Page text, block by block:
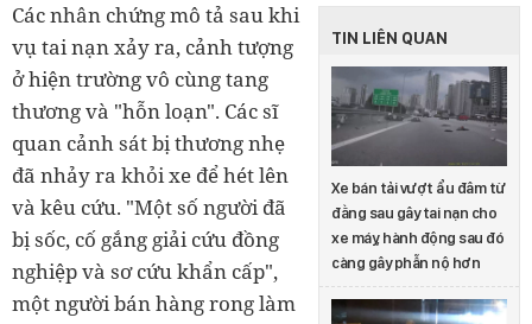
TIN LIÊN QUAN
Xe bán tải vượt ẩu đâm từ
đằng sau gây tai nạn cho
xe máy, hành động sau đó
càng gây phẫn nộ hơn
Các nhân chứng mô tả sau khi
vụ tai nạn xảy ra, cảnh tượng
ở hiện trường vô cùng tang
thương và "hỗn loạn". Các sĩ
quan cảnh sát bị thương nhẹ
đã nhảy ra khỏi xe để hét lên
và kêu cứu. "Một số người đã
bị sốc, cố gắng giải cứu đồng
nghiệp và sơ cứu khẩn cấp",
một người bán hàng rong làm